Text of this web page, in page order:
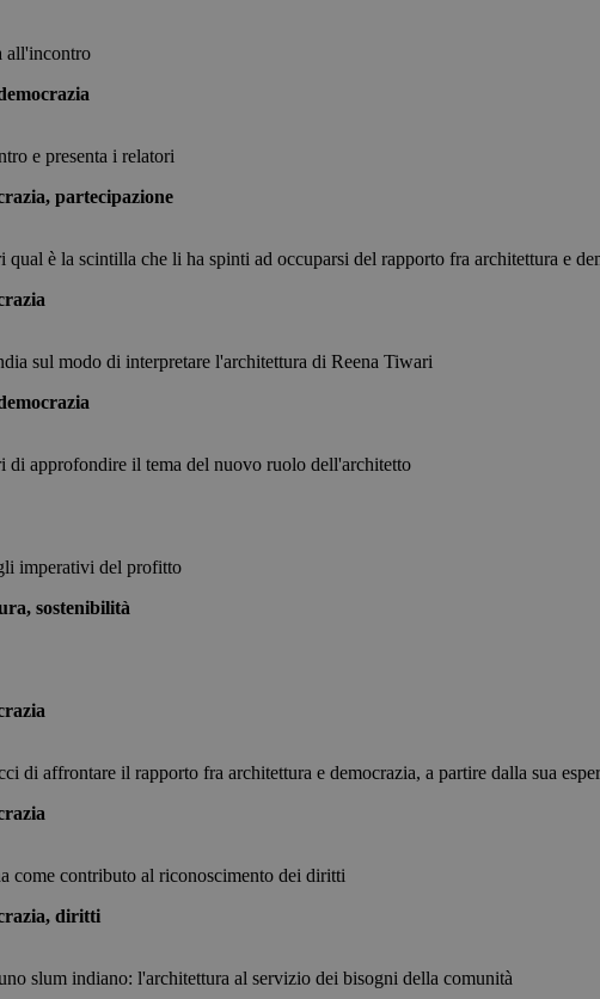
all'incontro
e presenta i relatori
partecipazione
è la scintilla che li ha spinti ad occuparsi del rapporto fra architettura e
sul modo di interpretare l'architettura di Reena Tiwari
di approfondire il tema del nuovo ruolo dell'architetto
imperativi del profitto
sostenibilità
di affrontare il rapporto fra architettura e democrazia, a partire dalla sua
contributo al riconoscimento dei diritti
diritti
slum indiano: l'architettura al servizio dei bisogni della comunità